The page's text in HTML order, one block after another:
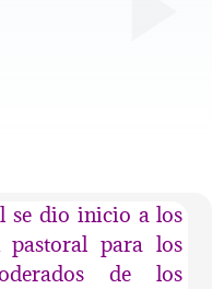
se dio inicio a los
pastoral para los
de los